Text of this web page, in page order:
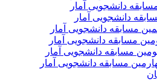
دانشجویی آمار
دانشجویی آمار
مسابقه دانشجویی آمار
مسابقه دانشجویی آمار
مسابقه دانشجویی آمار
مسابقه دانشجویی آمار